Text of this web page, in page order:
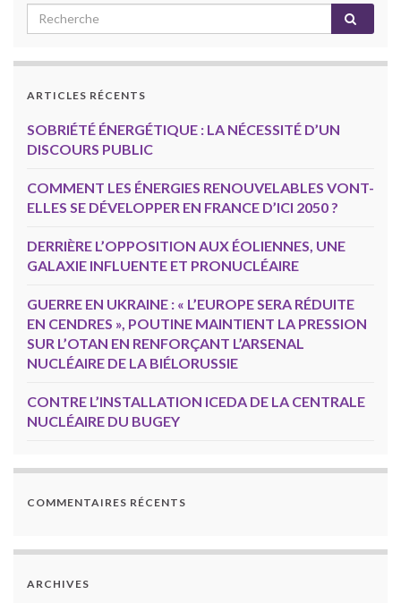
ARTICLES RÉCENTS
SOBRIÉTÉ ÉNERGÉTIQUE : LA NÉCESSITÉ D’UN
DISCOURS PUBLIC
COMMENT LES ÉNERGIES RENOUVELABLES VONT-
ELLES SE DÉVELOPPER EN FRANCE D’ICI 2050 ?
DERRIÈRE L’OPPOSITION AUX ÉOLIENNES, UNE
GALAXIE INFLUENTE ET PRONUCLÉAIRE
GUERRE EN UKRAINE : « L’EUROPE SERA RÉDUITE
EN CENDRES », POUTINE MAINTIENT LA PRESSION
SUR L’OTAN EN RENFORÇANT L’ARSENAL
NUCLÉAIRE DE LA BIÉLORUSSIE
CONTRE L’INSTALLATION ICEDA DE LA CENTRALE
NUCLÉAIRE DU BUGEY
COMMENTAIRES RÉCENTS
ARCHIVES